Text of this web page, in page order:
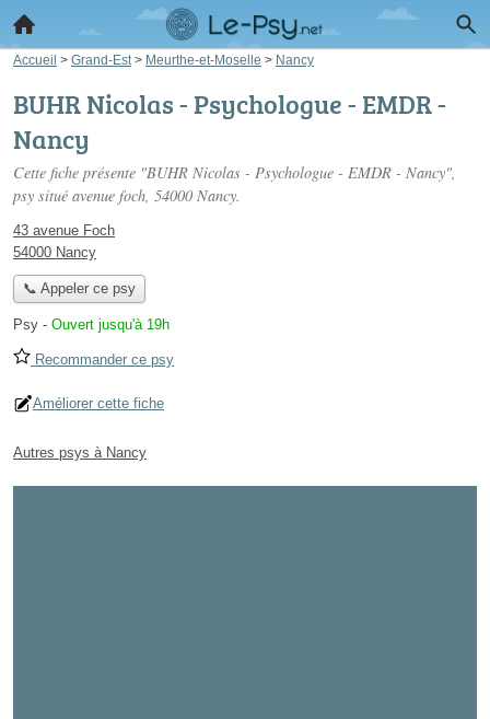
Accueil > Grand-Est > Meurthe-et-Moselle > Nancy
BUHR Nicolas - Psychologue - EMDR -
Nancy
Cette fiche présente "BUHR Nicolas - Psychologue - EMDR - Nancy",
psy situé avenue foch, 54000 Nancy.
43 avenue Foch
54000 Nancy
📞 Appeler ce psy
Psy - Ouvert jusqu'à 19h
Recommander ce psy
Améliorer cette fiche
Autres psys à Nancy